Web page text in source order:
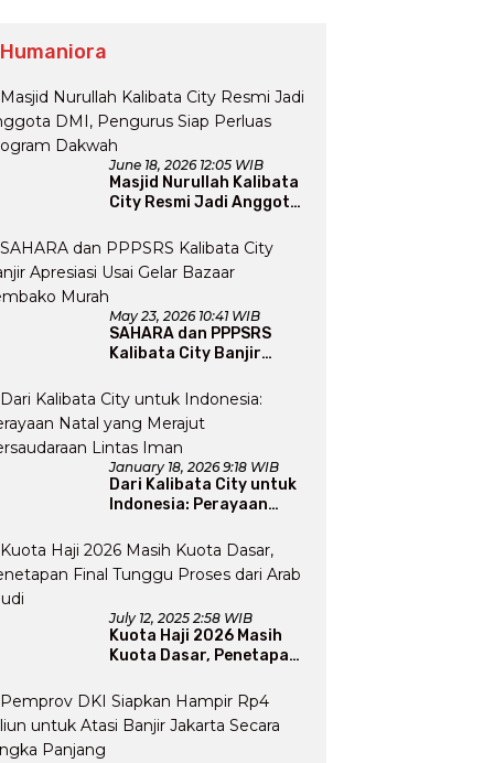
June 18, 2026 12:05 WIB
Masjid Nurullah Kalibata
City Resmi Jadi Anggota
Perluas Program Dakwah
May 23, 2026 10:41 WIB
SAHARA dan PPPSRS
Kalibata City Banjir
Bazaar Sembako Murah
January 18, 2026 9:18 WIB
Dari Kalibata City untuk
Indonesia: Perayaan
Persaudaraan Lintas
Iman
July 12, 2025 2:58 WIB
Kuota Haji 2026 Masih
Kuota Dasar, Penetapan
Arab Saudi